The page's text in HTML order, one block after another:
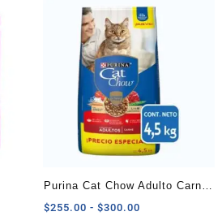
$123.25
hasta
$145.00
Purina Cat Chow Adulto Carne
4.5 kg
$255.00 - $300.00